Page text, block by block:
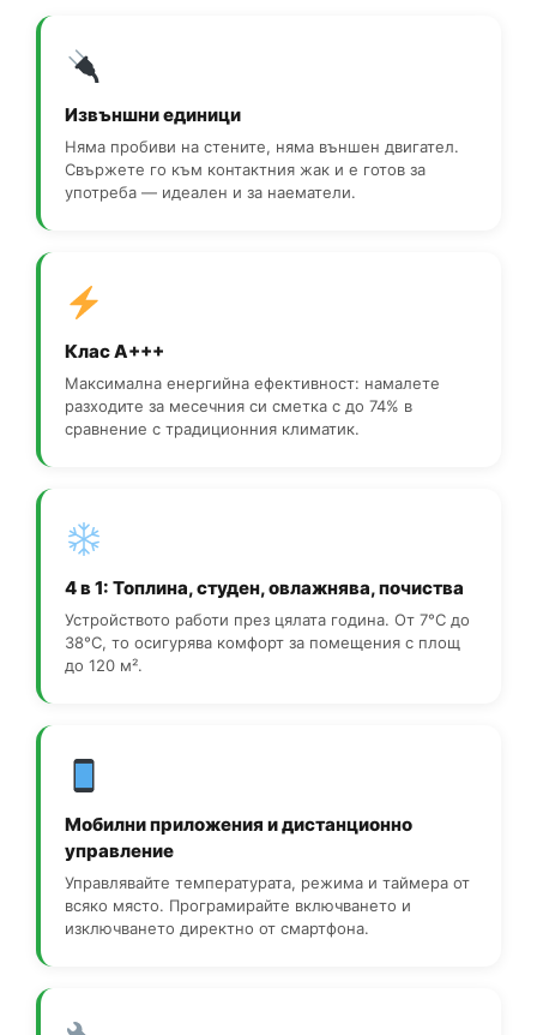
Извъншни единици
Няма пробиви на стените, няма външен двигател.
Свържете го към контактния жак и е готов за
употреба — идеален и за наематели.
Клас A+++
Максимална енергийна ефективност: намалете
разходите за месечния си сметка с до 74% в
сравнение с традиционния климатик.
4 в 1: Топлина, студен, овлажнява, почиства
Устройството работи през цялата година. От 7°C до
38°C, то осигурява комфорт за помещения с площ
до 120 м².
Мобилни приложения и дистанционно
управление
Управлявайте температурата, режима и таймера от
всяко място. Програмирайте включването и
изключването директно от смартфона.